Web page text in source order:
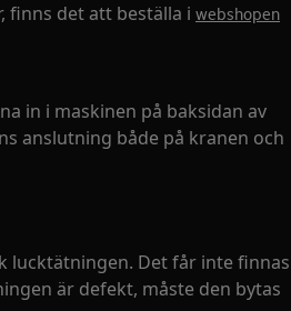
det att beställa i webshopen
in i maskinen på baksidan av
anslutning både på kranen och
lucktätningen. Det får inte finnas
är defekt, måste den bytas